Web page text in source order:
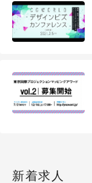
新着求人